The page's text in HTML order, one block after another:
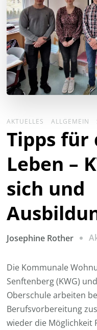
AKTUELLES ALLGEMEIN
Tipps für
Leben –
sich und
Josephine Rother
Die Kommunale
Senftenberg (KWG)
Oberschule arbeiten
Berufsvorbereitung
wieder die Möglichkeit